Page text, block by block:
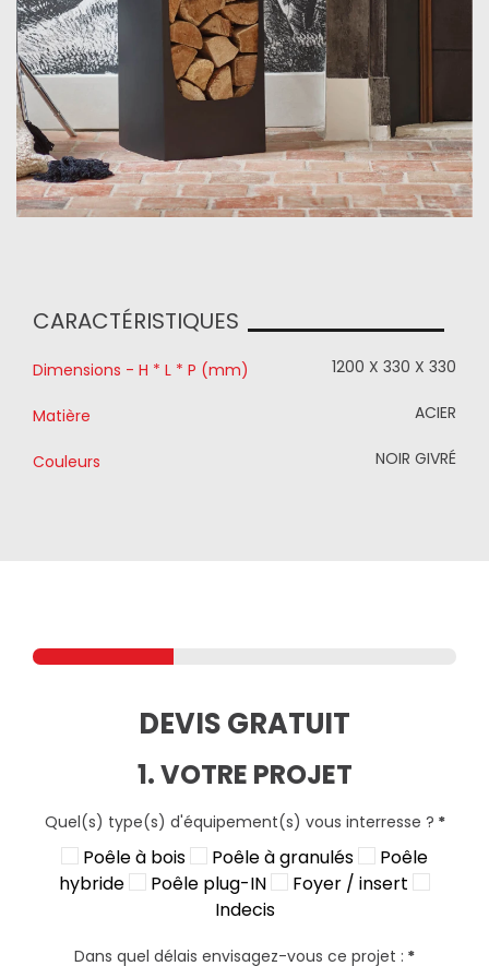
CARACTÉRISTIQUES
Dimensions - H * L * P (mm) 1200 X 330 X 330
Matière ACIER
Couleurs NOIR GIVRÉ
DEVIS GRATUIT
1. VOTRE PROJET
Quel(s) type(s) d'équipement(s) vous interresse ? *
Poêle à bois Poêle à granulés
Poêle
hybride
Poêle plug-IN
Foyer / insert
Indecis
Dans quel délais envisagez-vous ce projet : *